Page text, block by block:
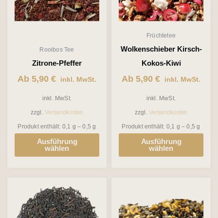
Rooibos Tee
Zitrone-Pfeffer
Ab 5,90 € inkl. MwSt.
inkl. MwSt.
zzgl. Versandkosten
Produkt enthält: 0,1 g – 0,5g
Ausführung
wählen
Varianten
auf.
können
Produktseite
gewählt
werden
Früchtetee
Wolkenschieber Kirsch-
Kokos-Kiwi
Ab 5,90 € inkl. MwSt.
inkl. MwSt.
zzgl. Versandkosten
Produkt enthält: 0,1 g – 0,5g
Ausführung
wählen
Varianten
auf.
Optionen
können
Produktseite
gewählt
werden
Produkt
weist
Produkt
weist